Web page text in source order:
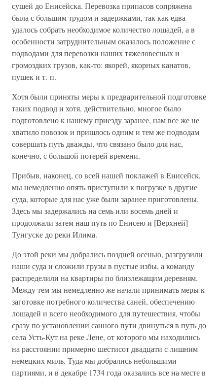
сушей до Енисейска. Перевозка припасов сопряжена
была с большим трудом и задержками, так как едва
удалось собрать необходимое количество лошадей, а в
особенности затруднительным оказалось положение с
подводами для перевозки наших тяжеловесных и
громоздких грузов, как-то: якорей, якорных канатов,
пушек и т. п.
Хотя были приняты меры к предварительной подготовке
таких подвод и хотя, действительно, многое было
подготовлено к нашему приезду заранее, нам все же не
хватило повозок и пришлось одним и тем же подводам
совершать путь дважды, что связано было для нас,
конечно, с большой потерей времени.
Прибыв, наконец, со всей нашей поклажей в Енисейск,
мы немедленно опять приступили к погрузке в другие
суда, которые для нас уже были заранее приготовлены.
Здесь мы задержались на семь или восемь дней и
продолжали затем наш путь по Енисею и [Верхней]
Тунгуске до реки Илима.
До этой реки мы добрались поздней осенью, разгрузили
наши суда и сложили грузы в пустые избы, а команду
распределили на квартиры по близлежащим деревням.
Между тем мы немедленно же начали принимать меры к
заготовке потребного количества саней, обеспечению
лошадей и всего необходимого для путешествия, чтобы
сразу по установлении санного пути двинуться в путь до
села Усть-Кут на реке Лене, от которого мы находились
на расстоянии примерно шестисот двадцати с лишним
немецких миль. Туда мы добрались небольшими
партиями, и в декабре 1734 года оказались все на месте в